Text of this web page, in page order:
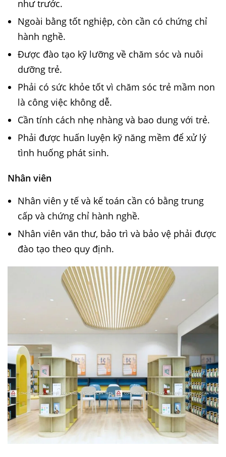
như trước.
Ngoài bằng tốt nghiệp, còn cần có chứng chỉ
hành nghề.
Được đào tạo kỹ lưỡng về chăm sóc và nuôi
dưỡng trẻ.
Phải có sức khỏe tốt vì chăm sóc trẻ mầm non
là công việc không dễ.
Cần tính cách nhẹ nhàng và bao dung với trẻ.
Phải được huấn luyện kỹ năng mềm để xử lý
tình huống phát sinh.
Nhân viên
Nhân viên y tế và kế toán cần có bằng trung
cấp và chứng chỉ hành nghề.
Nhân viên văn thư, bảo trì và bảo vệ phải được
đào tạo theo quy định.